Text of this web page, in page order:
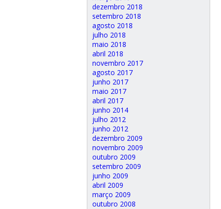
dezembro 2018
setembro 2018
agosto 2018
julho 2018
maio 2018
abril 2018
novembro 2017
agosto 2017
junho 2017
maio 2017
abril 2017
junho 2014
julho 2012
junho 2012
dezembro 2009
novembro 2009
outubro 2009
setembro 2009
junho 2009
abril 2009
março 2009
outubro 2008